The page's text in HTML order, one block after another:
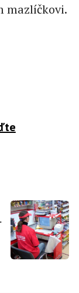
mazlíčkovi.